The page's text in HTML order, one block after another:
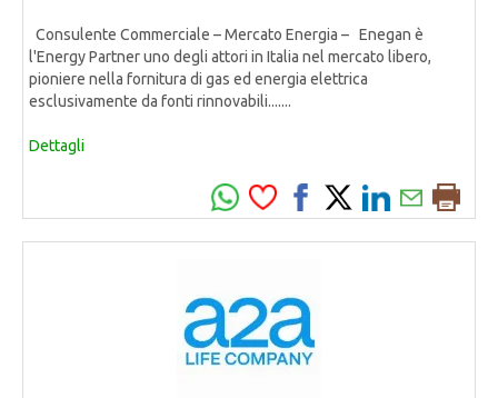
Consulente Commerciale – Mercato Energia – Enegan è
l'Energy Partner uno degli attori in Italia nel mercato libero,
pioniere nella fornitura di gas ed energia elettrica
esclusivamente da fonti rinnovabili.......
Dettagli